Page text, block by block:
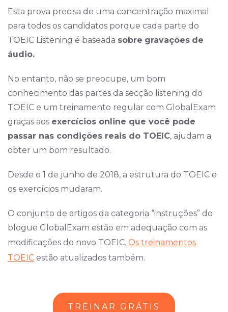
Esta prova precisa de uma concentração maximal
para todos os candidatos porque cada parte do
TOEIC Listening é baseada sobre gravações de
áudio.
No entanto, não se preocupe, um bom
conhecimento das partes da secção listening do
TOEIC e um treinamento regular com GlobalExam
graças aos exercícios online que você pode
passar nas condições reais do TOEIC, ajudam a
obter um bom resultado.
Desde o 1 de junho de 2018, a estrutura do TOEIC e
os exercícios mudaram.
O conjunto de artigos da categoria “instruções” do
blogue GlobalExam estão em adequação com as
modificações do novo TOEIC. Os treinamentos
TOEIC estão atualizados também.
TREINAR GRÁTIS